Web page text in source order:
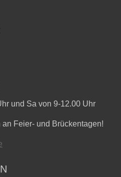
und Sa von 9-12.00 Uhr
Feier- und Brückentagen!